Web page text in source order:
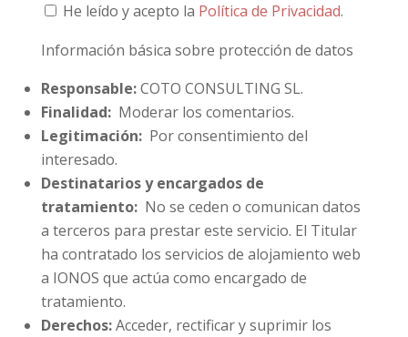
He leído y acepto la Política de Privacidad.
Información básica sobre protección de datos
Responsable:COTO CONSULTING SL.
Finalidad:Moderar los comentarios.
Legitimación:Por consentimiento del
interesado.
Destinatarios y encargados de
tratamiento:No se ceden o comunican datos
a terceros para prestar este servicio. El Titular
ha contratado los servicios de alojamiento web
a IONOS que actúa como encargado de
tratamiento.
Derechos:Acceder, rectificar y suprimir los